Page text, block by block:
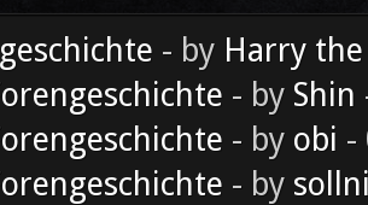
- by Harry
- by Shin
- by obi -
- by